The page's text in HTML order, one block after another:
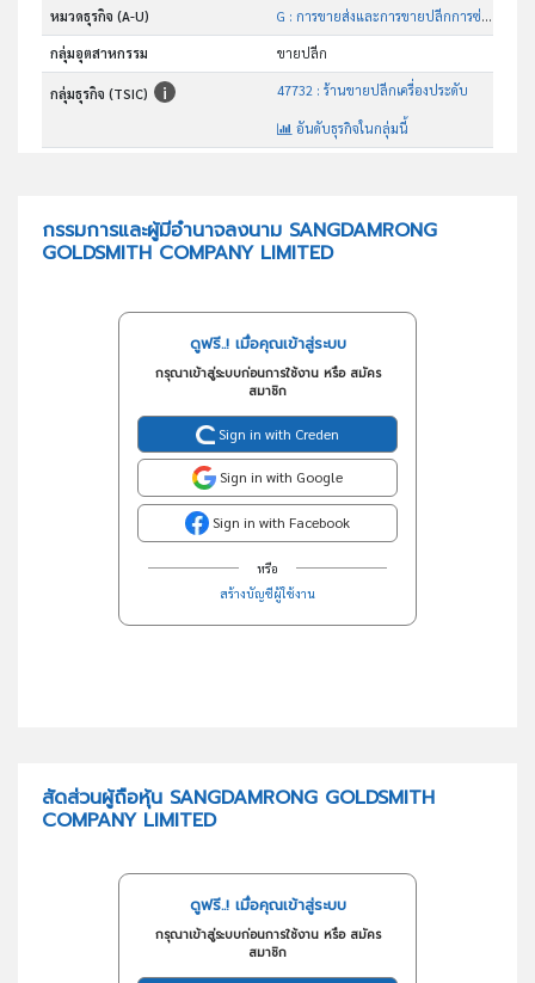
หมวดธุรกิจ (A-U) G : การขายส่งและการขายปลีกการซ่อมยานยนต์และ จักรยานยนต์
กลุ่มอุตสาหกรรม ขายปลีก
กลุ่มธุรกิจ (TSIC) 47732 : ร้านขายปลีกเครื่องประดับ
อันดับธุรกิจในกลุ่มนี้
กรรมการและผู้มีอำนาจลงนาม SANGDAMRONG
GOLDSMITH COMPANY LIMITED
ดูฟรี..! เมื่อคุณเข้าสู่ระบบ
กรุณาเข้าสู่ระบบก่อนการใช้งาน หรือ สมัคร
สมาชิก
Sign in with Creden
Sign in with Google
Sign in with Facebook
หรือ
สร้างบัญชีผู้ใช้งาน
สัดส่วนผู้ถือหุ้น SANGDAMRONG GOLDSMITH
COMPANY LIMITED
ดูฟรี..! เมื่อคุณเข้าสู่ระบบ
กรุณาเข้าสู่ระบบก่อนการใช้งาน หรือ สมัคร
สมาชิก